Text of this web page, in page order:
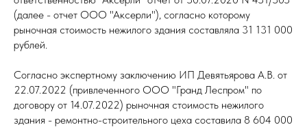
(далее - отчет ООО "Аксерли"), согласно которому
рыночная стоимость нежилого здания составляла 31 131 000
рублей.
Согласно экспертному заключению ИП Девятьярова А.В. от
22.07.2022 (привлеченного ООО "Гранд Леспром" по
договору от 14.07.2022) рыночная стоимость нежилого
здания - ремонтно-строительного цеха составила 8 604 000